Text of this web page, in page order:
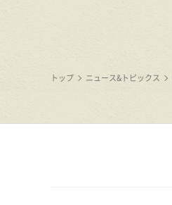
トップ ニュース&トピックス